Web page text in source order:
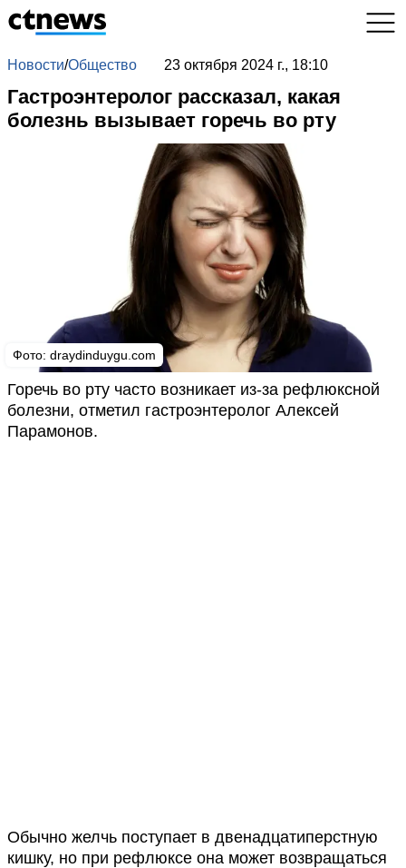
Новости/Общество 23 октября 2024 г., 18:10
Гастроэнтеролог рассказал, какая
болезнь вызывает горечь во рту
Фото: draydinduygu.com
Горечь во рту часто возникает из-за рефлюксной
болезни, отметил гастроэнтеролог Алексей
Парамонов.
Обычно желчь поступает в двенадцатиперстную
кишку, но при рефлюксе она может возвращаться